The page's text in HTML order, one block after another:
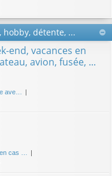
détente, ...
end, vacances en
avion, fusée, ...
ave…
cas …